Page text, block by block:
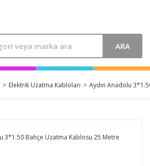
ARA
Elektrik Uzatma Kabloları Aydın Anadolu